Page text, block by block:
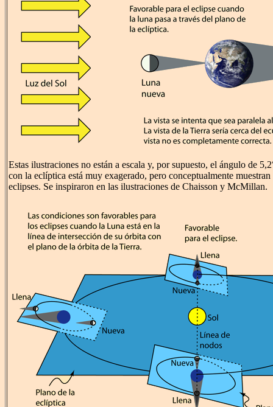
Estas ilustraciones no están a escala y, por supuesto, el ángulo de
con la eclíptica está muy exagerado, pero conceptualmente
eclipses. Se inspiraron en las ilustraciones de Chaisson y McMillan.